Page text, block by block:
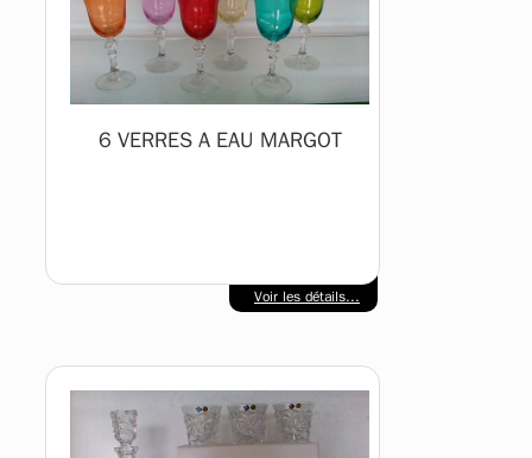
6 VERRES A EAU MARGOT
Voir les détails...